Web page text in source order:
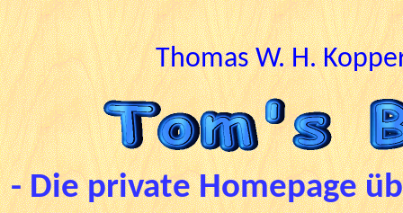
Thomas W. H.
- Die private Homepage